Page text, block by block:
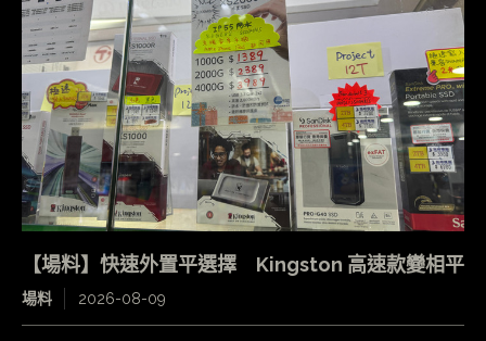
【場料】快速外置平選擇 Kingston 高速款變相平
場料 2026-08-09